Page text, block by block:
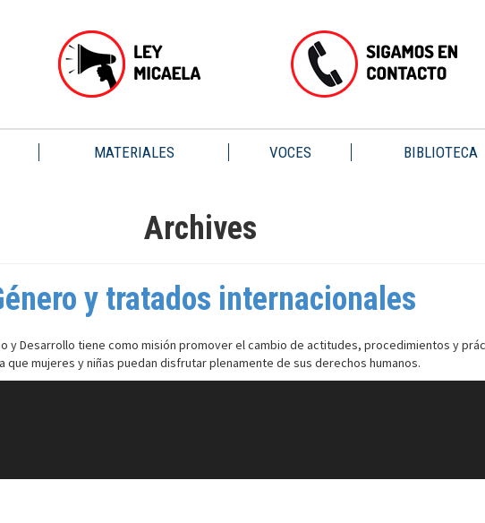
MATERIALES VOCES BIBLIOTECA
Archives
y tratados internacionales
y Desarrollo tiene como misión promover el cambio de actitudes, procedimientos y
que mujeres y niñas puedan disfrutar plenamente de sus derechos humanos.